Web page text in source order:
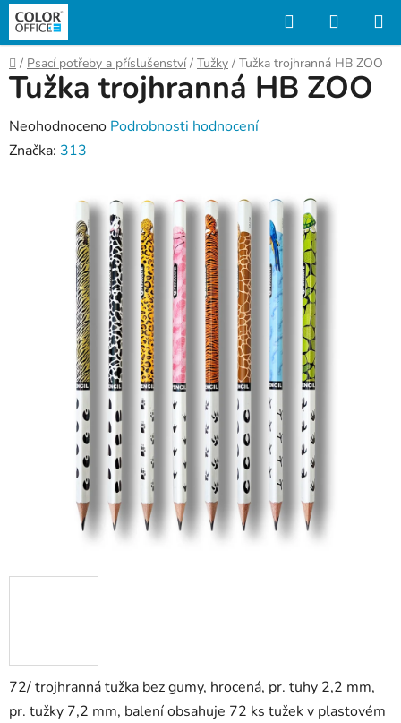
Přejít
obsah
Hledat
KOŠÍK
Domů
/ Psací potřeby a příslušenství / Tužky / Tužka trojhranná HB ZOO
72/ trojhranná tužka bez gumy, hrocená, pr. tuhy 2,2 mm,
pr. tužky 7,2 mm, balení obsahuje 72 ks tužek v plastovém
Tužka trojhranná HB ZOO
Průměrné
hodnocení
Neohodnoceno Podrobnosti hodnocení
Značka: 313